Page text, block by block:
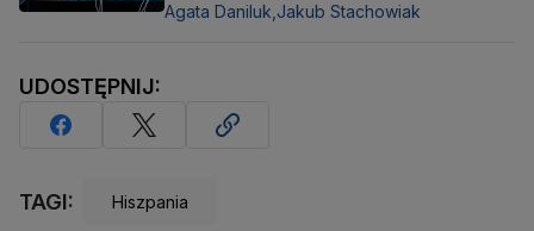
Agata Daniluk, Jakub Stachowiak
UDOSTĘPNIJ:
TAGI: Hiszpania